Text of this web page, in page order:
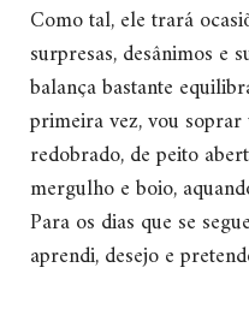
Como tal, ele trará
surpresas, desânimos e
balança bastante
primeira vez, vou
redobrado, de peito
mergulho e boio,
Para os dias que se
aprendi, desejo e